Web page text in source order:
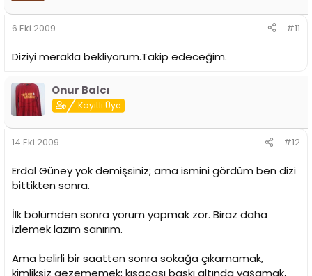
6 Eki 2009 #11
Diziyi merakla bekliyorum.Takip edeceğim.
Onur Balcı
Kayıtlı Üye
14 Eki 2009 #12
Erdal Güney yok demişsiniz; ama ismini gördüm ben dizi
bittikten sonra.
İlk bölümden sonra yorum yapmak zor. Biraz daha
izlemek lazım sanırım.
Ama belirli bir saatten sonra sokağa çıkamamak,